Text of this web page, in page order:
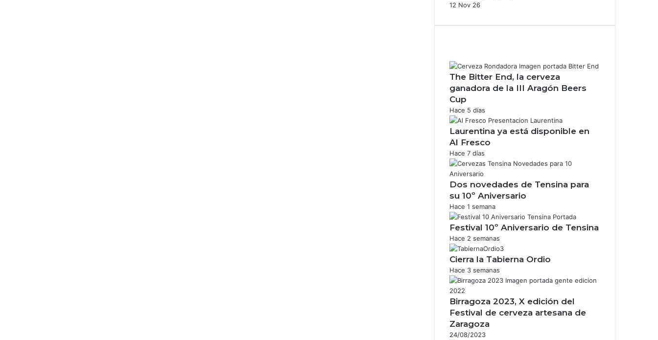
12 Nov 26
The Bitter End, la cerveza
ganadora de la III Aragón Beers
Cup
Hace 5 días
Laurentina ya está disponible en
Al Fresco
Hace 7 días
Dos novedades de Tensina para
su 10º Aniversario
Hace 1 semana
Festival 10º Aniversario de Tensina
Hace 2 semanas
Cierra la Tabierna Ordio
Hace 3 semanas
Birragoza 2023, X edición del
Festival de cerveza artesana de
Zaragoza
24/08/2023